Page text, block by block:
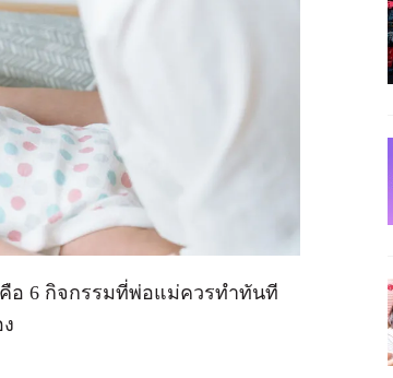
อ 6 กิจกรรมที่พ่อแม่ควรทำทันที